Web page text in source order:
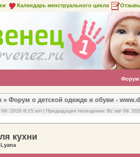
Календарь менструального цикла
Форум
» Форум о детской одежде и обуви -
09, 2026 8:15 am | Предыдущее посещение: Вс авг 09,
кухни